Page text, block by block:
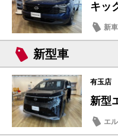
キッ
新車
新型車
有玉店
新型
エ